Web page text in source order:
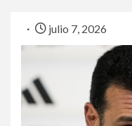
julio 7, 2026